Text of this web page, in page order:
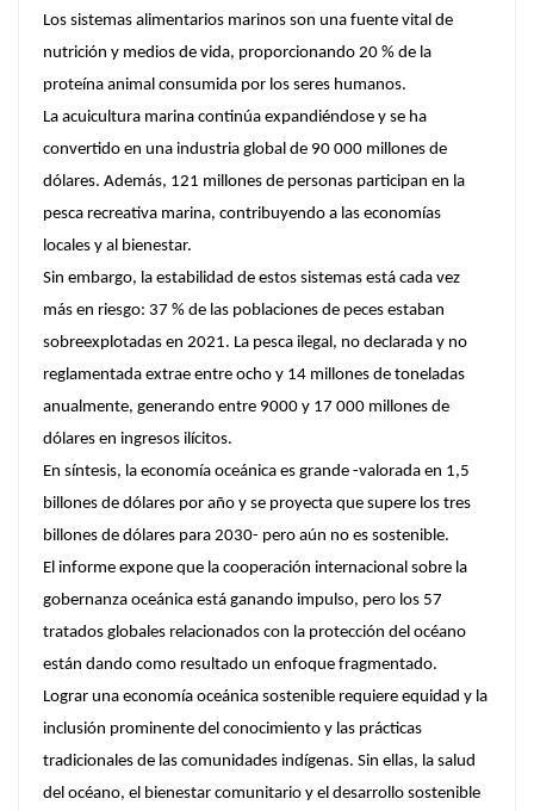
Los sistemas alimentarios marinos son una fuente vital de
nutrición y medios de vida, proporcionando 20 % de la
proteína animal consumida por los seres humanos.
La acuicultura marina continúa expandiéndose y se ha
convertido en una industria global de 90 000 millones de
dólares. Además, 121 millones de personas participan en la
pesca recreativa marina, contribuyendo a las economías
locales y al bienestar.
Sin embargo, la estabilidad de estos sistemas está cada vez
más en riesgo: 37 % de las poblaciones de peces estaban
sobreexplotadas en 2021. La pesca ilegal, no declarada y no
reglamentada extrae entre ocho y 14 millones de toneladas
anualmente, generando entre 9000 y 17 000 millones de
dólares en ingresos ilícitos.
En síntesis, la economía oceánica es grande -valorada en 1,5
billones de dólares por año y se proyecta que supere los tres
billones de dólares para 2030- pero aún no es sostenible.
El informe expone que la cooperación internacional sobre la
gobernanza oceánica está ganando impulso, pero los 57
tratados globales relacionados con la protección del océano
están dando como resultado un enfoque fragmentado.
Lograr una economía oceánica sostenible requiere equidad y la
inclusión prominente del conocimiento y las prácticas
tradicionales de las comunidades indígenas. Sin ellas, la salud
del océano, el bienestar comunitario y el desarrollo sostenible